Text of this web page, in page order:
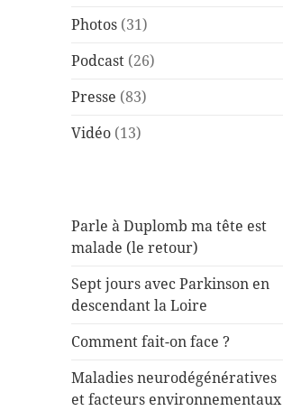
Photos (31)
Podcast (26)
Presse (83)
Vidéo (13)
Parle à Duplomb ma tête est
malade (le retour)
Sept jours avec Parkinson en
descendant la Loire
Comment fait-on face ?
Maladies neurodégénératives
et facteurs environnementaux